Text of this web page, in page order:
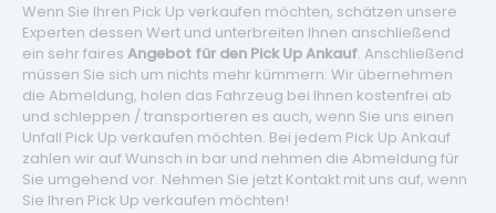
Wenn Sie Ihren Pick Up verkaufen möchten, schätzen unsere
Experten dessen Wert und unterbreiten Ihnen anschließend
ein sehr faires Angebot für den Pick Up Ankauf. Anschließend
müssen Sie sich um nichts mehr kümmern: Wir übernehmen
die Abmeldung, holen das Fahrzeug bei Ihnen kostenfrei ab
und schleppen / transportieren es auch, wenn Sie uns einen
Unfall Pick Up verkaufen möchten. Bei jedem Pick Up Ankauf
zahlen wir auf Wunsch in bar und nehmen die Abmeldung für
Sie umgehend vor. Nehmen Sie jetzt Kontakt mit uns auf, wenn
Sie Ihren Pick Up verkaufen möchten!